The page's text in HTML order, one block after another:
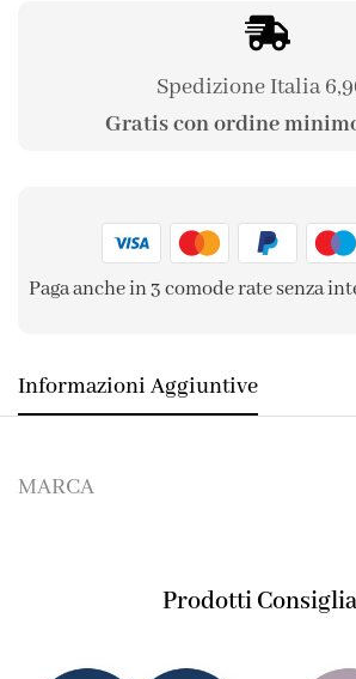
Spedizione Italia
Gratis con ordine
Paga anche in 3 comode rate senza
Informazioni Aggiuntive
MARCA
Prodotti